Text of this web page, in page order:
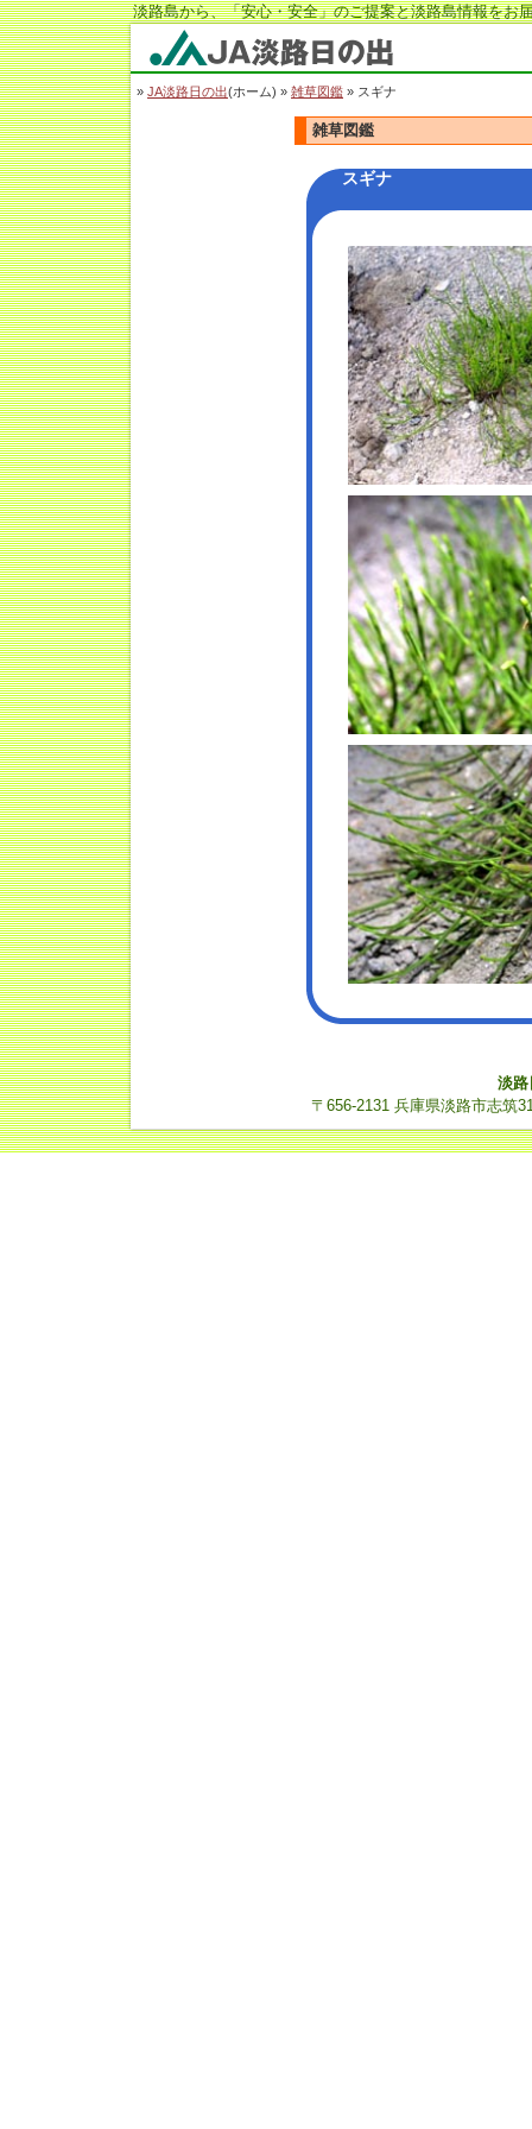
淡路島から、「安心・安全」のご提案と淡路島情報をお
JA淡路日の出
» JA淡路日の出(ホーム) » 雑草図鑑 » スギナ
雑草図鑑
スギナ
淡路
〒656-2131 兵庫県淡路市志筑